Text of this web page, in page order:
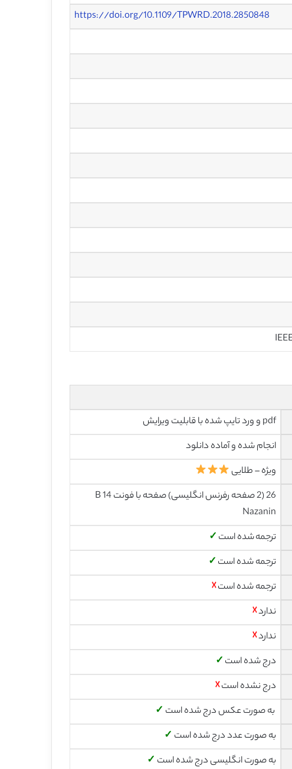
https://doi.org/10.1109/TPWRD.2018.2850848
pdf و ورد تایپ شده با قابلیت ویرایش
انجام شده و آماده دانلود
ویژه – طلایی
26 (2 صفحه رفرنس انگلیسی) صفحه با فونت 14 B
Nazanin
ترجمه شده است ✓
ترجمه شده است ✓
ترجمه شده است☓
ندارد☓
ندارد☓
درج شده است ✓
درج نشده است☓
به صورت عکس درج شده است ✓
به صورت عدد درج شده است ✓
به صورت انگلیسی درج شده است ✓